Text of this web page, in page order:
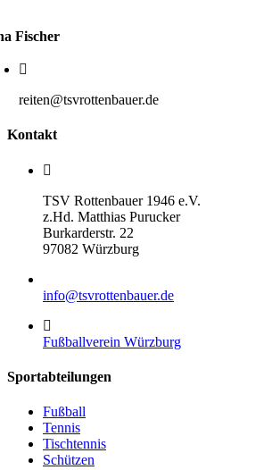
Fischer
reiten@tsvrottenbauer.de
Kontakt
TSV Rottenbauer 1946 e.V.
z.Hd. Matthias Purucker
Burkarderstr. 22
97082 Würzburg
info@tsvrottenbauer.de
Fußballverein Würzburg
Sportabteilungen
Fußball
Tennis
Tischtennis
Schützen